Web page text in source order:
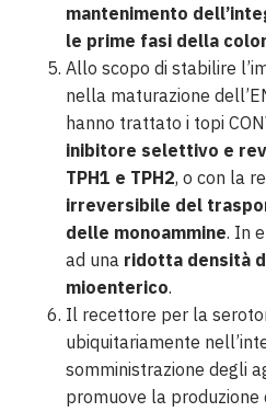
mantenimento
le prime fasi della
Allo scopo di stabilire
nella maturazione
hanno trattato i topi
inibitore selettivo e
TPH1 e TPH2, o con la
irreversibile del
delle monoammine. In
ad una ridotta densità
mioenterico.
Il recettore per la
ubiquitariamente
somministrazione degli
promuove la